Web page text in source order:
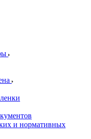
и нормативных